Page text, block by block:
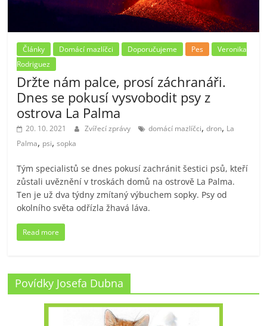
Články Domácí mazlíčci Doporučujeme Pes
Veronika
Rodriguez
Držte nám palce, prosí záchranáři.
Dnes se pokusí vysvobodit psy z
ostrova La Palma
20. 10. 2021 Zvířecí zprávy domácí mazlíčci,dron, La
Palma, psi,sopka
Tým specialistů se dnes pokusí zachránit šestici psů, kteří
zůstali uvěznění v troskách domů na ostrově La Palma.
Ten je už dva týdny zmítaný výbuchem sopky. Psy od
okolního světa odřízla žhavá láva.
Read more
Povídky Josefa Dubna